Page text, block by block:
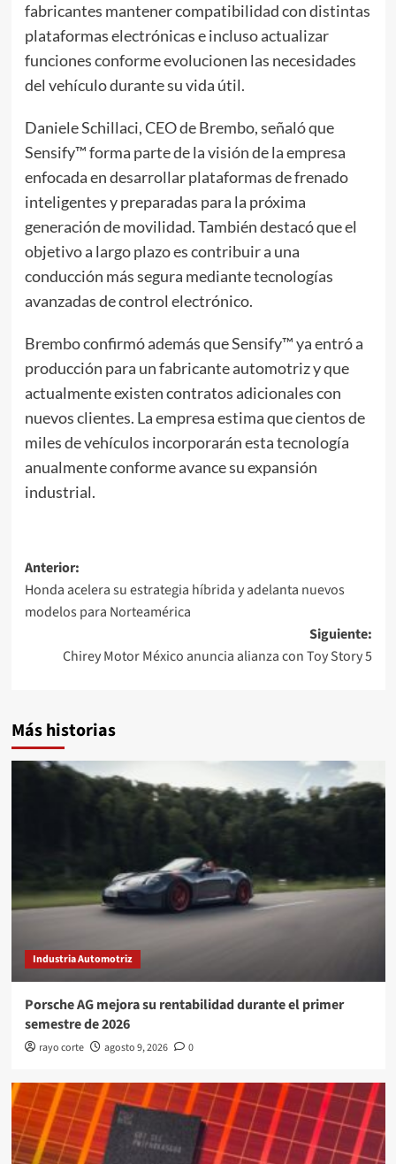
fabricantes mantener compatibilidad con distintas
plataformas electrónicas e incluso actualizar
funciones conforme evolucionen las necesidades
del vehículo durante su vida útil.
Daniele Schillaci, CEO de Brembo, señaló que
Sensify™ forma parte de la visión de la empresa
enfocada en desarrollar plataformas de frenado
inteligentes y preparadas para la próxima
generación de movilidad. También destacó que el
objetivo a largo plazo es contribuir a una
conducción más segura mediante tecnologías
avanzadas de control electrónico.
Brembo confirmó además que Sensify™ ya entró a
producción para un fabricante automotriz y que
actualmente existen contratos adicionales con
nuevos clientes. La empresa estima que cientos de
miles de vehículos incorporarán esta tecnología
anualmente conforme avance su expansión
industrial.
Navegación
de
entradas
Anterior:
Honda acelera su estrategia híbrida y adelanta nuevos
modelos para Norteamérica
Siguiente:
Chirey Motor México anuncia alianza con Toy Story 5
Más historias
Industria Automotriz
Porsche AG mejora su rentabilidad durante el primer
semestre de 2026
rayo corte agosto 9, 2026 0